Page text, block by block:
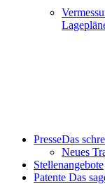
PresseDas
Neues
Stellenangebote
Patente Das